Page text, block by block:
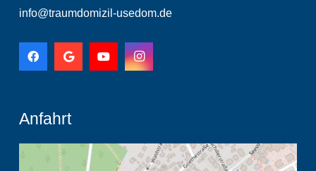
info@traumdomizil-usedom.de
Anfahrt